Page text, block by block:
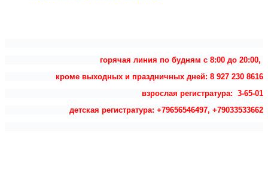
горячая линия по будням с 8:00 до 20:00,
кроме выходных и праздничных дней: 8 927 230 8616
взрослая регистратура: 3-65-01
детская регистратура: +79656546497, +79033533662